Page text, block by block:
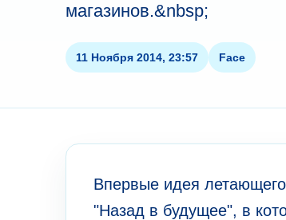
магазинов.&nbsp;
11 Ноября 2014, 23:57 Face
Впервые идея
"Назад в будущее", в